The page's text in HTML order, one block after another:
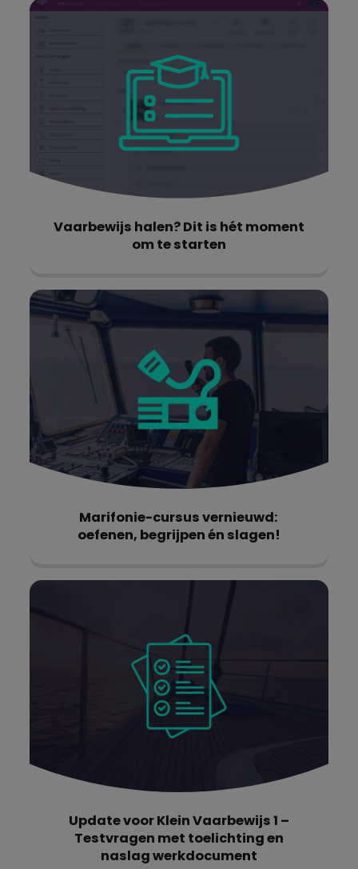
Vaarbewijs halen? Dit is hét moment
om te starten
Marifonie-cursus vernieuwd:
oefenen, begrijpen én slagen!
Update voor Klein Vaarbewijs 1 –
Testvragen met toelichting en
naslag werkdocument